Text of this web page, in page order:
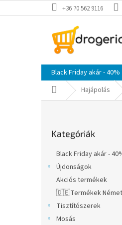
a
+36 70 562 9116
Black Friday akár - 40%
KezdőlapHajápolás
átugrása
Kategóriák
Black Friday akár -
Újdonságok
Akciós termékek
🇩🇪Termékek
Tisztítószerek
Mosás